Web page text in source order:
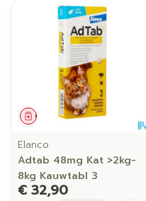
Geneesmiddel
Elanco
Adtab 48mg Kat >2kg-
8kg Kauwtabl 3
€ 32,90